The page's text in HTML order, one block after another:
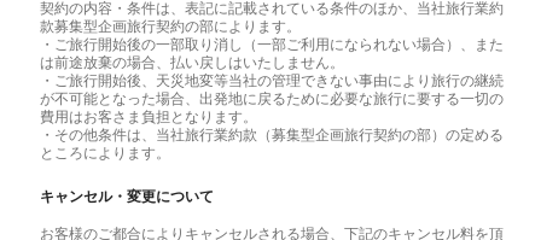
契約の内容・条件は、表記に記載されている条件のほか、当社旅行業約
款募集型企画旅行契約の部によります。
・ご旅行開始後の一部取り消し（一部ご利用になられない場合）、また
は前途放棄の場合、払い戻しはいたしません。
・ご旅行開始後、天災地変等当社の管理できない事由により旅行の継続
が不可能となった場合、出発地に戻るために必要な旅行に要する一切の
費用はお客さま負担となります。
・その他条件は、当社旅行業約款（募集型企画旅行契約の部）の定める
ところによります。
キャンセル・変更について
お客様のご都合によりキャンセルされる場合、下記のキャンセル料を頂